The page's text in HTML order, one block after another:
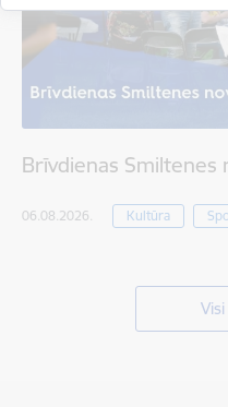
Brīvdienas Smiltenes
06.08.2026. Kultūra